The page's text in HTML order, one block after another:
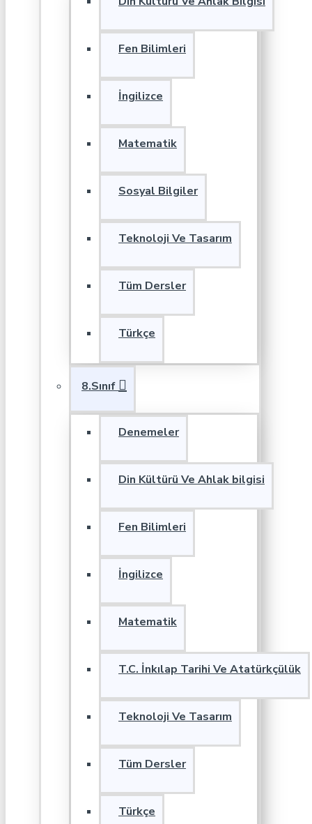
Fen Bilimleri
İngilizce
Matematik
Sosyal Bilgiler
Teknoloji Ve Tasarım
Tüm Dersler
Türkçe
8.Sınıf
Denemeler
Din Kültürü Ve Ahlak bilgisi
Fen Bilimleri
İngilizce
Matematik
T.C. İnkılap Tarihi Ve Atatürkçülük
Teknoloji Ve Tasarım
Tüm Dersler
Türkçe